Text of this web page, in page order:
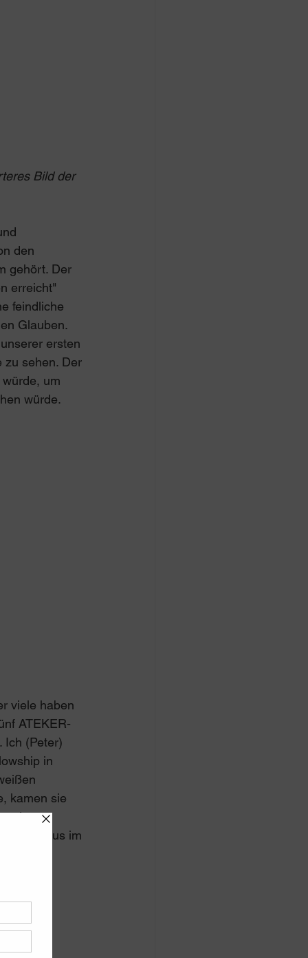
Bild der
den
gehört. Der
erreicht"
feindliche
Glauben.
ersten
zu sehen. Der
um
würde.
viele haben
ATEKER-
Ich (Peter)
in
kamen sie
und
der Jesus im